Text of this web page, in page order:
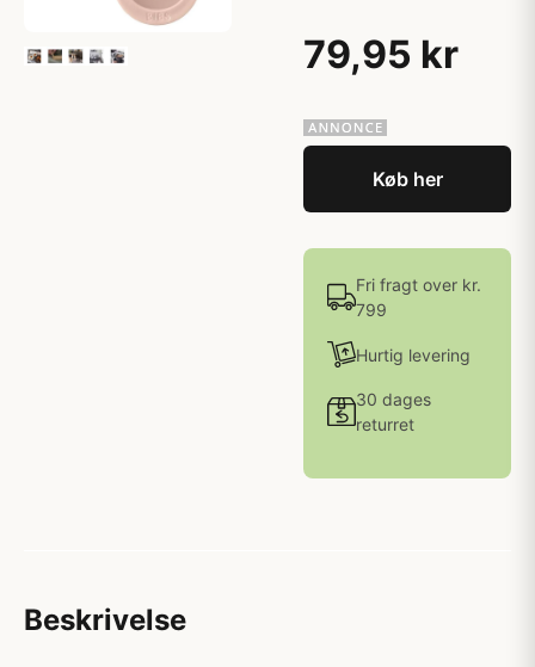
79,95 kr
Køb her
Fri fragt over kr.
799
Hurtig levering
30 dages
returret
Beskrivelse